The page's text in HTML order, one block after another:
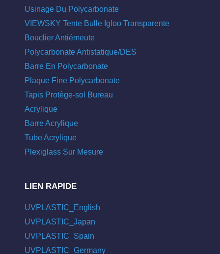
Usinage Du Polycarbonate
VIEWSKY Tente Bulle Igloo Transparente
Bouclier Antiémeute
Polycarbonate Antistatique/DES
Barre En Polycarbonate
Plaque Fine Polycarbonate
Tapis Protège-sol Bureau
Acrylique
Barre Acrylique
Tube Acrylique
Plexiglass Sur Mesure
LIEN RAPIDE
UVPLASTIC_English
UVPLASTIC_Japan
UVPLASTIC_Spain
UVPLASTIC_Germany